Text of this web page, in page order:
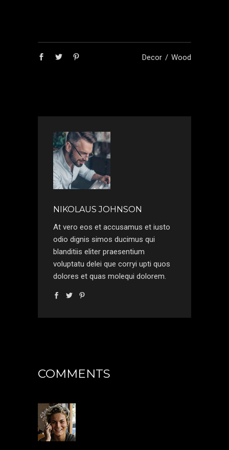
Decor Wood
NIKOLAUS JOHNSON
At vero eos et accusamus et iusto
odio dignis simos ducimus qui
blanditiis eliter praesentium
voluptatu delei que corryi upti quos
dolores et quas molequi dolorem.
COMMENTS